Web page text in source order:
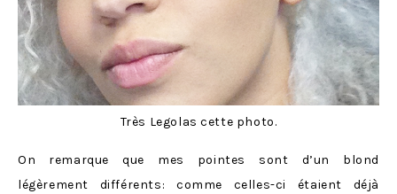
Très Legolas cette photo.
On remarque que mes pointes sont d’un blond
légèrement différents: comme celles-ci étaient déjà